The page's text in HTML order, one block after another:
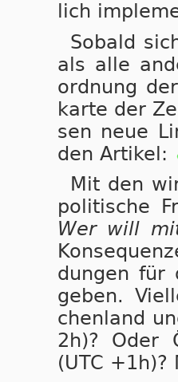
lich
Sobald
als alle
ord­nung
kar­te der
sen neue
den Artikel:
Mit den
po­li­ti­sche
Wer will
dungen für
ge­ben.
chen­land
2h)? Oder
(UTC +1h)?